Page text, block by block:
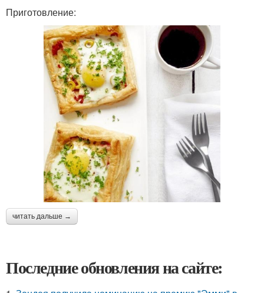
Приготовление:
читать дальше →
Последние обновления на сайте: